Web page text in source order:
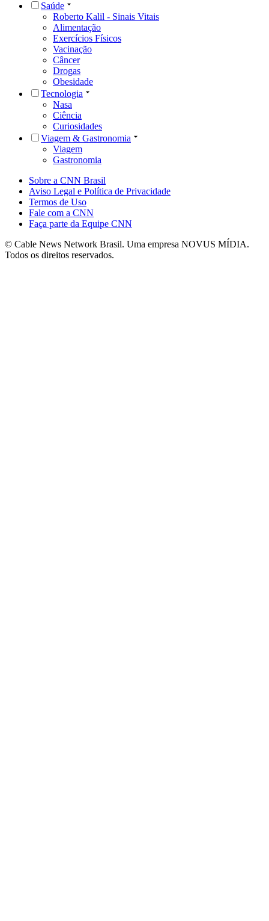
Saúde
Roberto Kalil - Sinais Vitais
Alimentação
Exercícios Físicos
Vacinação
Câncer
Drogas
Obesidade
Tecnologia
Nasa
Ciência
Curiosidades
Viagem & Gastronomia
Viagem
Gastronomia
Sobre a CNN Brasil
Aviso Legal e Política de Privacidade
Termos de Uso
Fale com a CNN
Faça parte da Equipe CNN
© Cable News Network Brasil. Uma empresa NOVUS MÍDIA.
Todos os direitos reservados.